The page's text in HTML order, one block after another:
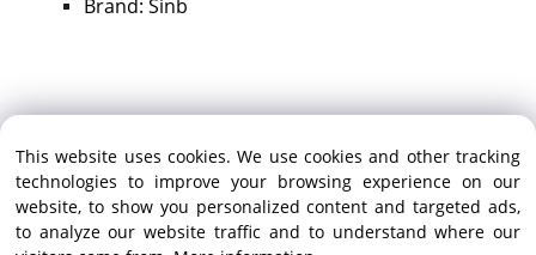
Brand: Sinb
This website uses cookies. We use cookies and other tracking
technologies to improve your browsing experience on our
website, to show you personalized content and targeted ads,
to analyze our website traffic and to understand where our